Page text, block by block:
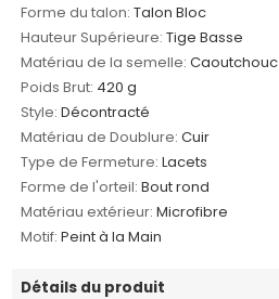
Forme du talon: Talon Bloc
Hauteur Supérieure: Tige Basse
Matériau de la semelle: Caoutchouc
Poids Brut: 420 g
Style: Décontracté
Matériau de Doublure: Cuir
Type de Fermeture: Lacets
Forme de l'orteil: Bout rond
Matériau extérieur: Microfibre
Motif: Peint à la Main
Détails du produit